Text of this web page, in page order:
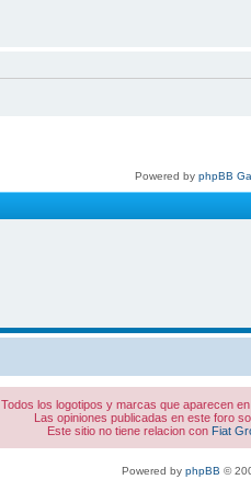
Powered by phpBB
Todos los logotipos y marcas que aparecen
Las opiniones publicadas en este foro
Este sitio no tiene relacion con Fiat
Powered by phpBB ©